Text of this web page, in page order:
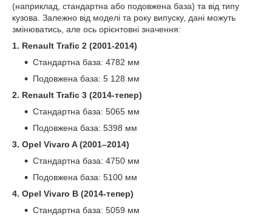
(наприклад, стандартна або подовжена база) та від типу
кузова. Залежно від моделі та року випуску, дані можуть
змінюватись, але ось орієнтовні значення:
1. Renault Trafic 2 (2001-2014)
Стандартна база: 4782 мм
Подовжена база: 5 128 мм
2. Renault Trafic 3 (2014-тепер)
Стандартна база: 5065 мм
Подовжена база: 5398 мм
3. Opel Vivaro A (2001–2014)
Стандартна база: 4750 мм
Подовжена база: 5100 мм
4. Opel Vivaro B (2014-тепер)
Стандартна база: 5059 мм